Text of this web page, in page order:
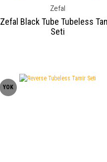
Zefal
Zefal Black Tube Tubeless
Seti
YOK